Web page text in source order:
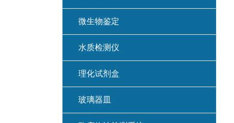
微生物鉴定
水质检测仪
理化试剂盒
玻璃器皿